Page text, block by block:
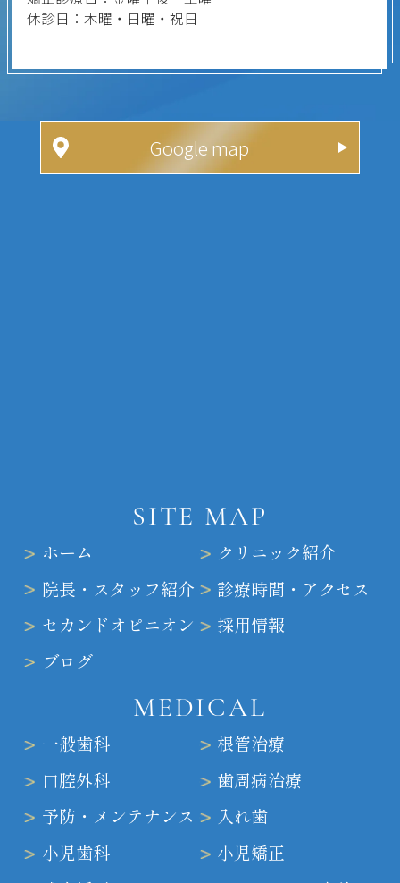
休診日：木曜・日曜・祝日
Google map
SITE MAP
ホーム クリニック紹介
院長・スタッフ紹介 診療時間・アクセス
セカンドオピニオン 採用情報
ブログ
MEDICAL
一般歯科
小児矯正
根管治療
口腔外科 歯周病治療
予防・メンテナンス 入れ歯
小児歯科